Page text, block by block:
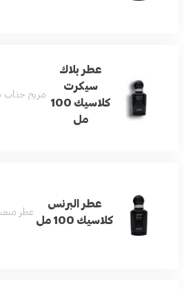
عطر بلاك
سيكرت
كلاسيك 100
مل
مزيج جذاب
عطر البرنس
كلاسيك 100 مل
عطر منعش